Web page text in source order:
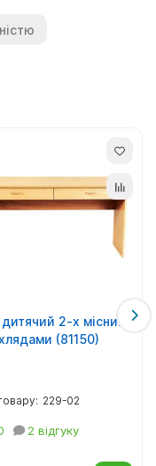
Наш стіл виконаний
та надійну
стильний дизайн,
ще більш затишною
на нашому сайті
дитячий 2-х місний
(81150)
229-02
2 відгуку